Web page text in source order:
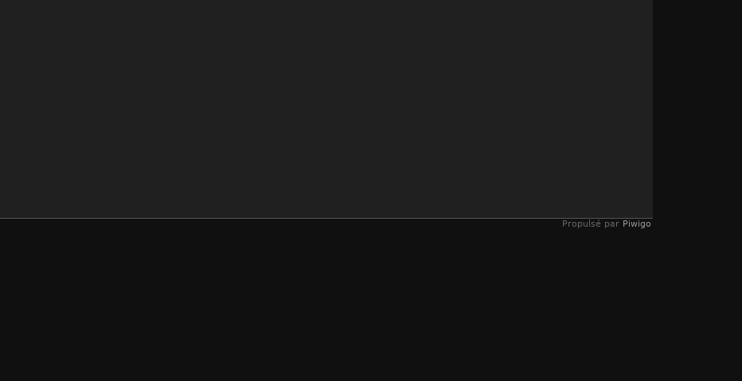
Propulsé par Piwigo